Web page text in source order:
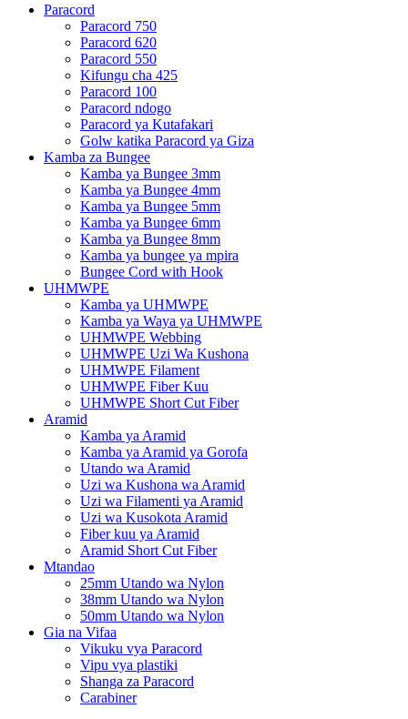
Paracord
Paracord 750
Paracord 620
Paracord 550
Kifungu cha 425
Paracord 100
Paracord ndogo
Paracord ya Kutafakari
Golw katika Paracord ya Giza
Kamba za Bungee
Kamba ya Bungee 3mm
Kamba ya Bungee 4mm
Kamba ya Bungee 5mm
Kamba ya Bungee 6mm
Kamba ya Bungee 8mm
Kamba ya bungee ya mpira
Bungee Cord with Hook
UHMWPE
Kamba ya UHMWPE
Kamba ya Waya ya UHMWPE
UHMWPE Webbing
UHMWPE Uzi Wa Kushona
UHMWPE Filament
UHMWPE Fiber Kuu
UHMWPE Short Cut Fiber
Aramid
Kamba ya Aramid
Kamba ya Aramid ya Gorofa
Utando wa Aramid
Uzi wa Kushona wa Aramid
Uzi wa Filamenti ya Aramid
Uzi wa Kusokota Aramid
Fiber kuu ya Aramid
Aramid Short Cut Fiber
Mtandao
25mm Utando wa Nylon
38mm Utando wa Nylon
50mm Utando wa Nylon
Gia na Vifaa
Vikuku vya Paracord
Vipu vya plastiki
Shanga za Paracord
Carabiner